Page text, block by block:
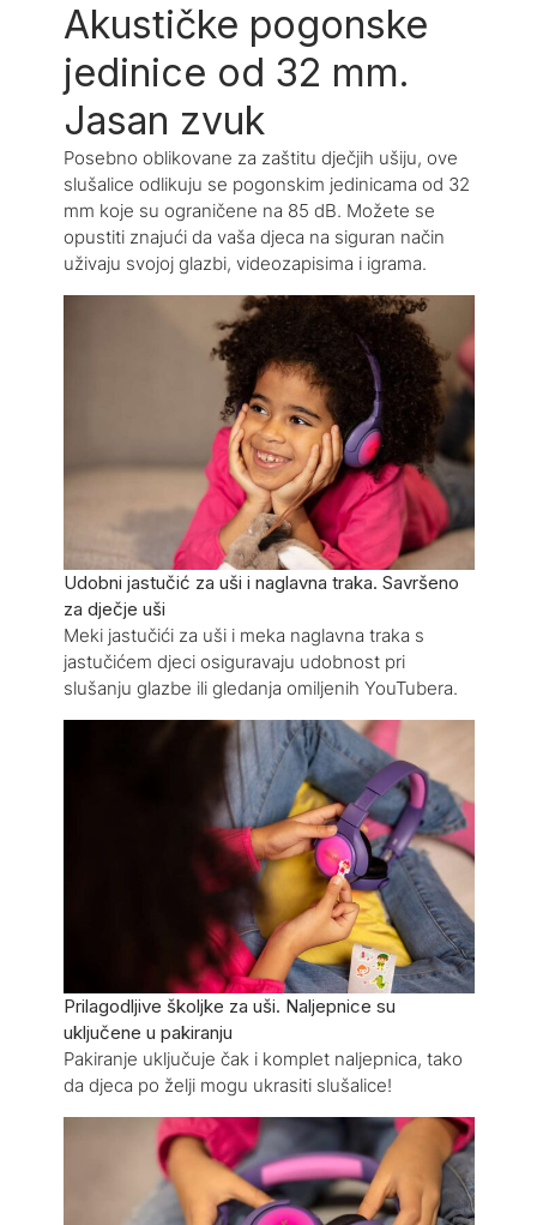
Akustičke pogonske
jedinice od 32 mm.
Jasan zvuk
Posebno oblikovane za zaštitu dječjih ušiju, ove
slušalice odlikuju se pogonskim jedinicama od 32
mm koje su ograničene na 85 dB. Možete se
opustiti znajući da vaša djeca na siguran način
uživaju svojoj glazbi, videozapisima i igrama.
Udobni jastučić za uši i naglavna traka. Savršeno
za dječje uši
Meki jastučići za uši i meka naglavna traka s
jastučićem djeci osiguravaju udobnost pri
slušanju glazbe ili gledanja omiljenih YouTubera.
Prilagodljive školjke za uši. Naljepnice su
uključene u pakiranju
Pakiranje uključuje čak i komplet naljepnica, tako
da djeca po želji mogu ukrasiti slušalice!